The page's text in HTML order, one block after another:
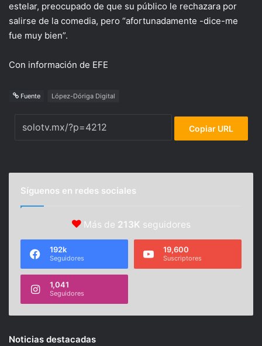
estelar, preocupado de que su público le rechazara por
salirse de la comedia, pero “afortunadamente -dice-me
fue muy bien”.
Con información de EFE
Fuente López-Dóriga Digital
Copiar URL
Síguenos en redes sociales
Más de 213K seguidores
192k
Seguidores
19,600
Suscriptores
1,041
Seguidores
Noticias destacadas